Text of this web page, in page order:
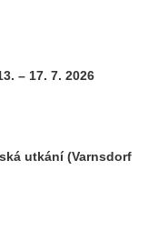
– 17. 7. 2026
utkání (Varnsdorf